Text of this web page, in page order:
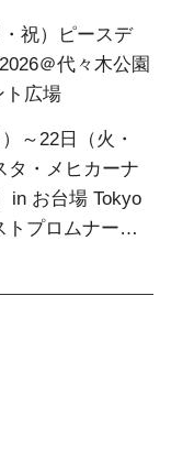
祝）ピースデ
＠代々木公園
ト広場
～22日（火・
タ・メヒカーナ
in お台場 Tokyo
トプロムナード